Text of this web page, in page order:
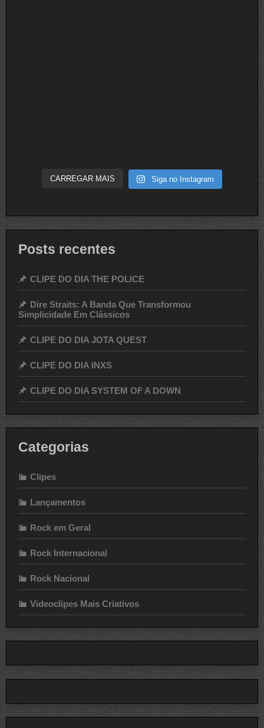
CARREGAR MAIS Siga no Instagram
Posts recentes
CLIPE DO DIA THE POLICE
Dire Straits: A Banda Que Transformou
Simplicidade Em Clássicos
CLIPE DO DIA JOTA QUEST
CLIPE DO DIA INXS
CLIPE DO DIA SYSTEM OF A DOWN
Categorias
Clipes
Lançamentos
Rock em Geral
Rock Internacional
Rock Nacional
Videoclipes Mais Criativos